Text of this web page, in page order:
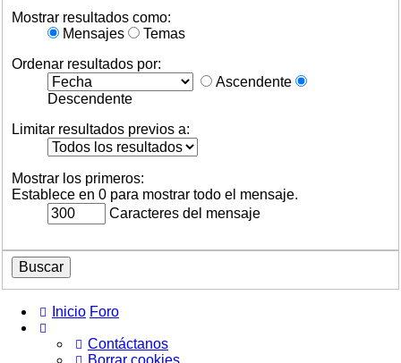
Mostrar resultados como:
Mensajes
Temas
Ordenar resultados por:
Ascendente
Descendente
Limitar resultados previos a:
Mostrar los primeros:
Establece en 0 para mostrar todo el mensaje.
Caracteres del mensaje
Inicio Foro
Contáctanos
Borrar cookies